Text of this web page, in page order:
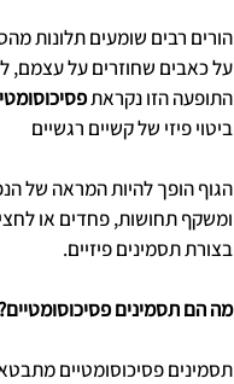
הורים רבים שומעים תלונות
על כאבים שחוזרים על עצמם,
התופעה הזו נקראת
ביטוי פיזי של קשיים רגשיים
הגוף הופך להיות המראה של
ומשקף תחושות, פחדים או
בצורת תסמינים פיזיים.
מה הם תסמינים
תסמינים פסיכוסומטיים